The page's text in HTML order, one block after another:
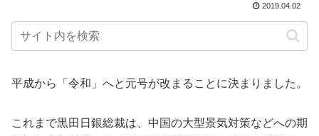
2019.04.02
平成から「令和」へと元号が改まることに決まりました。
これまで黒田日銀総裁は、中国の大型景気対策などへの期